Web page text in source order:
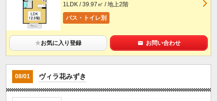
1LDK / 39.97㎡ / 地上2階
バス・トイレ別
★お気に入り登録 お問い合わせ
08/01 ヴィラ花みずき